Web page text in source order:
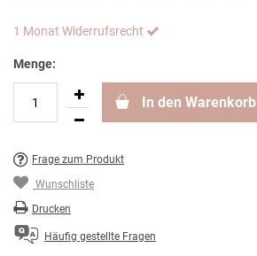
1 Monat Widerrufsrecht
Menge:
In den Warenkorb
Frage zum Produkt
Wunschliste
Drucken
Häufig gestellte Fragen